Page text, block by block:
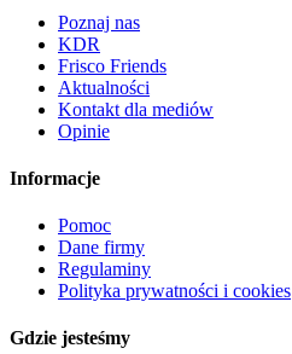
Poznaj nas
KDR
Frisco Friends
Aktualności
Kontakt dla mediów
Opinie
Informacje
Pomoc
Dane firmy
Regulaminy
Polityka prywatności i cookies
Gdzie jesteśmy